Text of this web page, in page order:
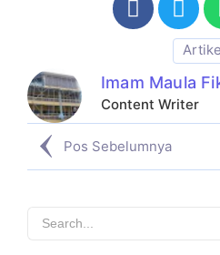
Imam Maula
Content Writer
Pos Sebelumnya